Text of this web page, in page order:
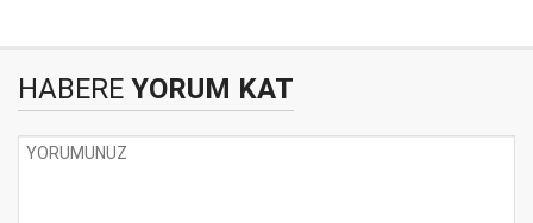
HABERE YORUM KAT